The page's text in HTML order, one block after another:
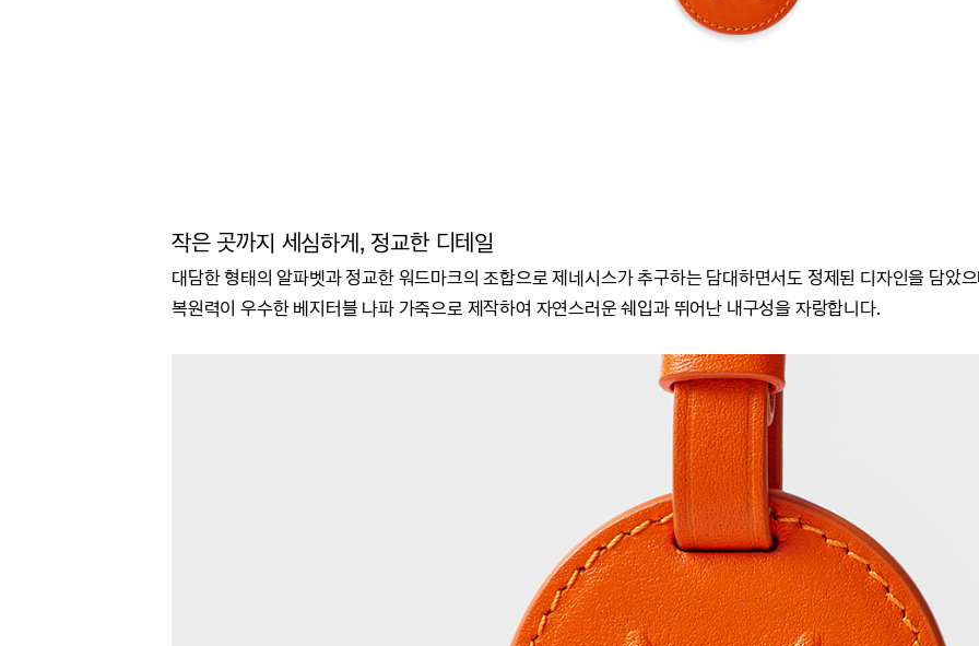
작은 곳까지 세심하게, 정교한 디테일
대담한 형태의 알파벳과 정교한 워드마크의 조합으로제네시스가 추구하는 담대하면서도 정제된 디자인을 담았
복원력이 우수한 베지터블 나파 가죽으로 제작하여 자연스러운 쉐입과 뛰어난 내구성을 자랑합니다.